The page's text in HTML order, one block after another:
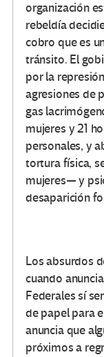
organización
rebeldía
cobro que es
tránsito. El
por la
agresiones de
gas
mujeres y 21
personales, y
tortura física,
mujeres— y
desaparición
Los absurdos
cuando
Federales sí
de papel para
anuncia que
próximos a